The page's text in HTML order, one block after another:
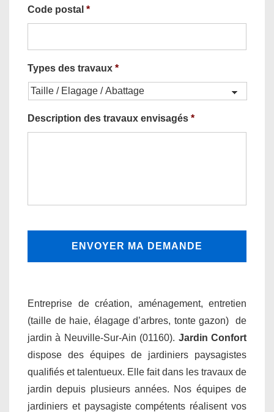
Code postal *
Types des travaux *
Description des travaux envisagés *
Entreprise de création, aménagement, entretien
(taille de haie, élagage d’arbres, tonte gazon) de
jardin à Neuville-Sur-Ain (01160). Jardin Confort
dispose des équipes de jardiniers paysagistes
qualifiés et talentueux. Elle fait dans les travaux de
jardin depuis plusieurs années. Nos équipes de
jardiniers et paysagiste compétents réalisent vos